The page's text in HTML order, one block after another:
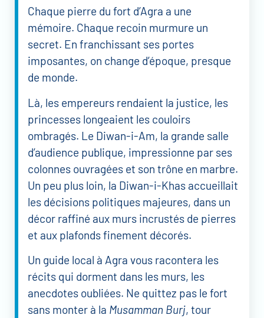
Chaque pierre du fort d’Agra a une
mémoire. Chaque recoin murmure un
secret. En franchissant ses portes
imposantes, on change d’époque, presque
de monde.
Là, les empereurs rendaient la justice, les
princesses longeaient les couloirs
ombragés. Le Diwan-i-Am, la grande salle
d’audience publique, impressionne par ses
colonnes ouvragées et son trône en marbre.
Un peu plus loin, la Diwan-i-Khas accueillait
les décisions politiques majeures, dans un
décor raffiné aux murs incrustés de pierres
et aux plafonds finement décorés.
Un guide local à Agra vous racontera les
récits qui dorment dans les murs, les
anecdotes oubliées. Ne quittez pas le fort
sans monter à la Musamman Burj, tour